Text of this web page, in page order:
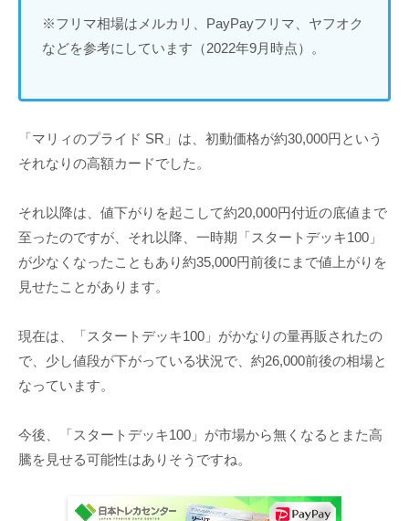
※フリマ相場はメルカリ、PayPayフリマ、ヤフオク
などを参考にしています（2022年9月時点）。
「マリィのプライド SR」は、初動価格が約30,000円という
それなりの高額カードでした。
それ以降は、値下がりを起こして約20,000円付近の底値まで
至ったのですが、それ以降、一時期「スタートデッキ100」
が少なくなったこともあり約35,000円前後にまで値上がりを
見せたことがあります。
現在は、「スタートデッキ100」がかなりの量再販されたの
で、少し値段が下がっている状況で、約26,000前後の相場と
なっています。
今後、「スタートデッキ100」が市場から無くなるとまた高
騰を見せる可能性はありそうですね。